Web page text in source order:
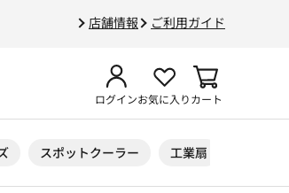
店舗情報 ご利用ガイド
ログインお気に入りカート
スポットクーラー 工業扇